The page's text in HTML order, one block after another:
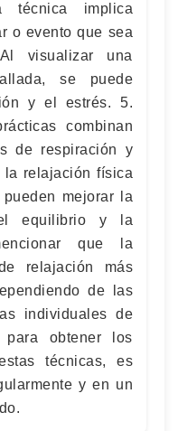
técnica implica
o evento que sea
visualizar una
se puede
y el estrés. 5.
combinan
de respiración y
la relajación física
mejorar la
equilibrio y la
que la
relajación más
de las
individuales de
para obtener los
técnicas, es
y en un